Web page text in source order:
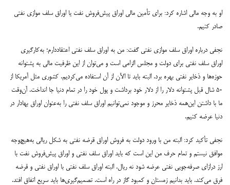
او به وجه مالی اشاره کرد: برای تأمین مالی اوراق پیش‌فروش نفت یا اوراق سلف موازی نفتی
صادر کنیم.
نجفی درباره اوراق سلف موازی نفتی گفت: من به اوراق سلف نفتی اعتقاددارم؛ به‌کارگیری
اوراق سلف نفتی برای دولت و مجلس الزامی است و می‌توان از این ظرفیت مالی به پشتوانه
حوزه‌ها و ذخایر نفتی بهره برد. البته باید تا الآن از آن استفاده می‌کردیم. کشوری مثل آمریکا از
۵۰ شال قبل پشتوانه دلار را از دلار خود برداشت و پول خود را در تمام دنیا جا انداخت. آن‌وقت
ما با داشتن این‌همه ذخایر محرز و موجود نمی‌توانیم اوراق سلف نفتی را به‌عنوان اوراق بهادار در
دنیا عرضه کنیم.
نجفی تأکید کرد: البته من با ورود دولت به فروش اوراق قرضه نفتی به شکل ریالی به‌هیچ‌وجه
موافق نیستم و تمام حرف من این است که باید اوراق سلف نفتی و اوراق پیش‌فروش نفت با
ارز درازای صرفه‌جویی نفتی عرضه شود نه ریال. البته اوراق سلف نفتی با اوراق نفتی و قرضه
فرق می‌کند. باید بدانیم زمستان و کمبود گاز در راه است. تصمیم‌گیری‌ها باید سریع اتفاق افتد.